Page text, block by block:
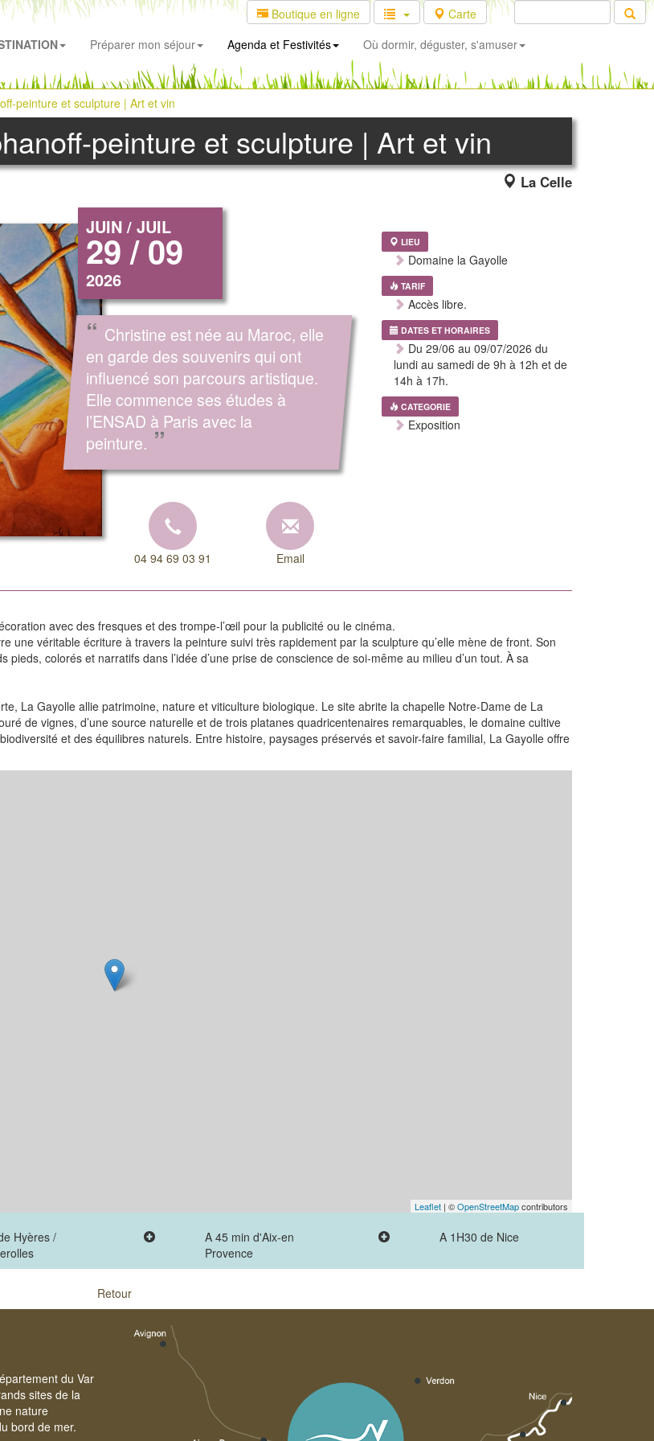
Boutique en ligne
Carte
Préparer mon séjour Agenda et Festivités Où dormir, déguster, s'amuser
peinture et sculpture | Art et vin
peinture et sculpture | Art et vin
La Celle
JUIN / JUIL
29 / 09
2026
“ Christine est née au Maroc, elle
en garde des souvenirs qui ont
influencé son parcours artistique.
Elle commence ses études à
l’ENSAD à Paris avec la
peinture. ”
LIEU
Domaine la Gayolle
TARIF
Accès libre.
DATES ET HORAIRES
Du 29/06 au 09/07/2026 du
lundi au samedi de 9h à 12h et de
14h à 17h.
CATEGORIE
Exposition
04 94 69 03 91 Email
avec des fresques et des trompe-l’œil pour la publicité ou le cinéma.
une véritable écriture à travers la peinture suivi très rapidement par la sculpture qu’elle mène de front. Son
colorés et narratifs dans l’idée d’une prise de conscience de soi-même au milieu d’un tout. À sa
La Gayolle allie patrimoine, nature et viticulture biologique. Le site abrite la chapelle Notre-Dame de La
de vignes, d’une source naturelle et de trois platanes quadricentenaires remarquables, le domaine cultive
et des équilibres naturels. Entre histoire, paysages préservés et savoir-faire familial, La Gayolle offre
Leaflet | ©OpenStreetMapcontributors
Hyères /
A 45 min d'Aix-en
Provence
A 1H30 de Nice
Retour
du Var
sites de la
nature
bord de mer.